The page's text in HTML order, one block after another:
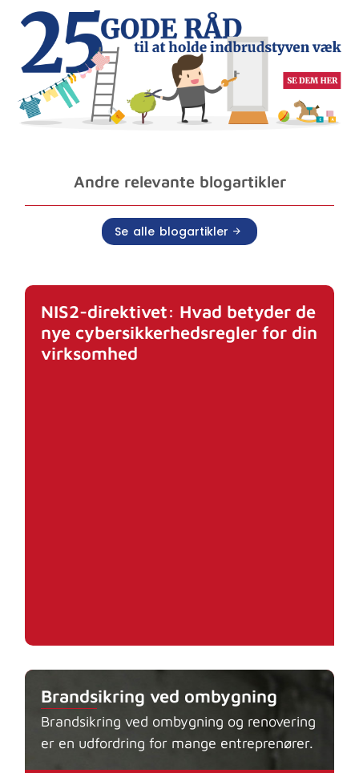
Andre relevante blogartikler
Se alle blogartikler
NIS2-direktivet: Hvad betyder de
nye cybersikkerhedsregler for din
virksomhed
Brandsikring ved ombygning
Brandsikring ved ombygning og renovering
er en udfordring for mange entreprenører.